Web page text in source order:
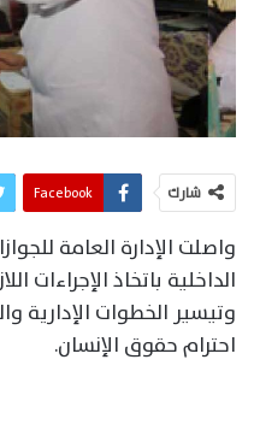
شارك Facebook
واصلت الإدارة العامة
الداخلية باتخاذ
وتيسير الخطوات الإدارية
احترام حقوق الإنسان.